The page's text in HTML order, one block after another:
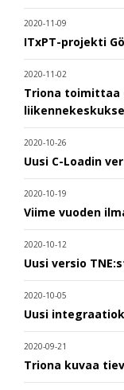
2020-11-09
ITxPT-projekti
2020-11-02
Triona toimittaa
2020-10-26
Uusi C-Loadin
2020-10-19
Viime vuoden
2020-10-12
Uusi versio
2020-10-05
Uusi
2020-09-21
Triona kuvaa